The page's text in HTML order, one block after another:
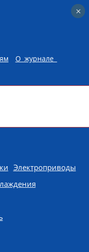
О журнале
Электроприводы
×
×